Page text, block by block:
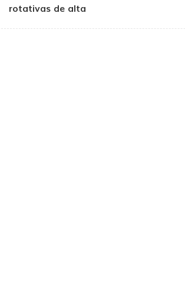
rotativas de alta